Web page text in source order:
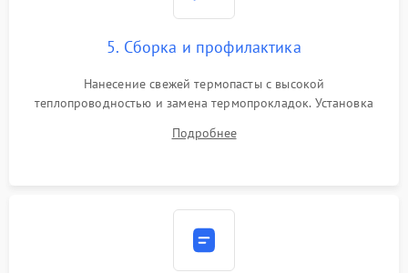
5. Сборка и профилактика
Нанесение свежей термопасты с высокой
теплопроводностью и замена термопрокладок. Установка
шлейфов, модулей памяти и накопителей. Предварительная
Подробнее